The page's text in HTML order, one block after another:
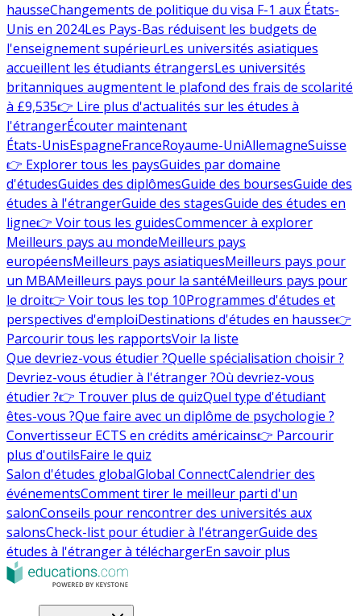
hausseChangements de politique du visa F-1 aux États-
Unis en 2024Les Pays-Bas réduisent les budgets de
l'enseignement supérieurLes universités asiatiques
accueillent les étudiants étrangersLes universités
britanniques augmentent le plafond des frais de scolarité
à £9,535👉 Lire plus d'actualités sur les études à
l'étrangerÉcouter maintenant
États-UnisEspagneFranceRoyaume-UniAllemagneSuisse
👉 Explorer tous les paysGuides par domaine
d'étudesGuides des diplômesGuide des boursesGuide des
études à l'étrangerGuide des stagesGuide des études en
ligne👉 Voir tous les guidesCommencer à explorer
Meilleurs pays au mondeMeilleurs pays
européensMeilleurs pays asiatiquesMeilleurs pays pour
un MBAMeilleurs pays pour la santéMeilleurs pays pour
le droit👉 Voir tous les top 10Programmes d'études et
perspectives d'emploiDestinations d'études en hausse👉
Parcourir tous les rapportsVoir la liste
Que devriez-vous étudier ?Quelle spécialisation choisir ?
Devriez-vous étudier à l'étranger ?Où devriez-vous
étudier ?👉 Trouver plus de quizQuel type d'étudiant
êtes-vous ?Que faire avec un diplôme de psychologie ?
Convertisseur ECTS en crédits américains👉 Parcourir
plus d'outilsFaire le quiz
Salon d'études globalGlobal ConnectCalendrier des
événementsComment tirer le meilleur parti d'un
salonConseils pour rencontrer des universités aux
salonsCheck-list pour étudier à l'étrangerGuide des
études à l'étranger à téléchargerEn savoir plus